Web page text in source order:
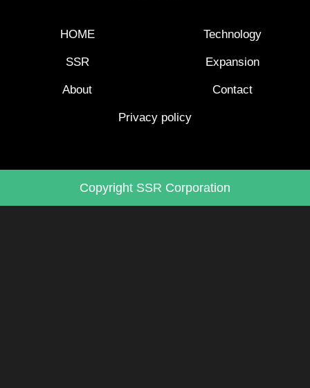
HOME Technology
SSR Expansion
About Contact
Privacy policy
Copyright SSR Corporation